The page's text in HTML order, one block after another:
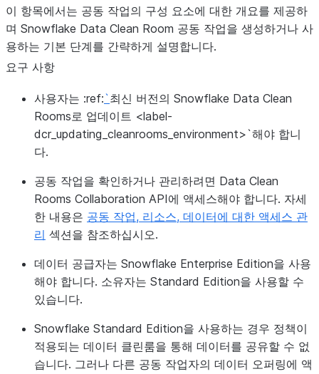
이 항목에서는 공동 작업의 구성 요소에 대한 개요를 제공하
며 Snowflake Data Clean Room 공동 작업을 생성하거나 사
용하는 기본 단계를 간략하게 설명합니다.
요구 사항
사용자는 :ref:`최신 버전의 Snowflake Data Clean
Rooms로 업데이트 <label-
dcr_updating_cleanrooms_environment>`해야 합니
다.
공동 작업을 확인하거나 관리하려면 Data Clean
Rooms Collaboration API에 액세스해야 합니다. 자세
한 내용은 공동 작업, 리소스, 데이터에 대한 액세스 관
리 섹션을 참조하십시오.
데이터 공급자는 Snowflake Enterprise Edition을 사용
해야 합니다. 소유자는 Standard Edition을 사용할 수
있습니다.
Snowflake Standard Edition을 사용하는 경우 정책이
적용되는 데이터 클린룸을 통해 데이터를 공유할 수 없
습니다. 그러나 다른 공동 작업자의 데이터 오퍼링에 액